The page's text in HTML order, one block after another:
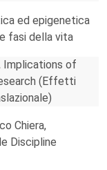
ed epigenetica
fasi della vita
Implications of
(Effetti
Chiera,
Discipline